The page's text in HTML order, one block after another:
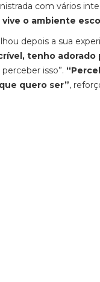
com vários
o ambiente
depois a sua
tenho adorado
isso”.
quero ser”,